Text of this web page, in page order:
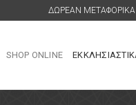
ΔΩΡΕΑΝ ΜΕΤΑΦΟΡΙΚΑ
SHOP ONLINE